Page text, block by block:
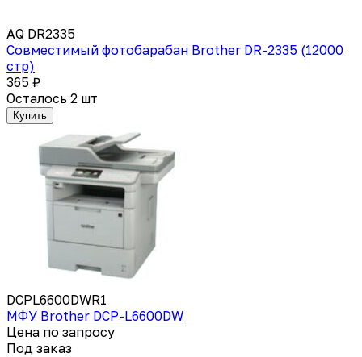
AQ DR2335
Совместимый фотобарабан Brother DR-2335 (12000
стр)
365 ₽
Осталось 2 шт
Купить
DCPL6600DWR1
МФУ Brother DCP-L6600DW
Цена по запросу
Под заказ